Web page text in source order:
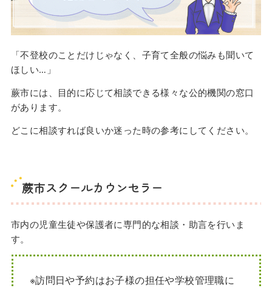
「不登校のことだけじゃなく、子育て全般の悩みも聞いて
ほしい…」
蕨市には、目的に応じて相談できる様々な公的機関の窓口
があります。
どこに相談すれば良いか迷った時の参考にしてください。
蕨市スクールカウンセラー
市内の児童生徒や保護者に専門的な相談・助言を行いま
す。
※訪問日や予約はお子様の担任や学校管理職に